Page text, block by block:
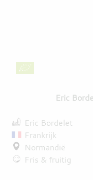
Eric
Eric Bordelet
Frankrijk
Normandië
Fris & fruitig